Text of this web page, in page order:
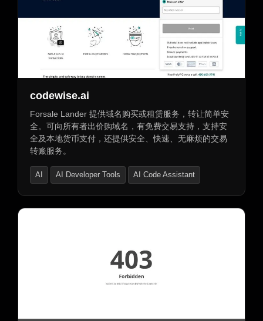
codewise.ai
Forsale Lander 提供域名购买或租赁服务，转让简单安
全。可向所有者出价购域名，有免费交易支持，支持安
全及本地货币支付，还提供安全、快速、无麻烦的交易
转账服务。
AI AI Developer Tools AI Code Assistant